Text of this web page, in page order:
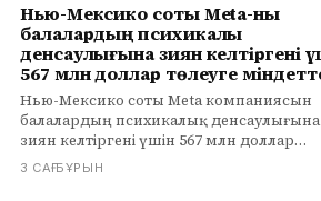
Нью-Мексико соты Meta-ны
балалардың психикалық
денсаулығына зиян келтіргені
567 млн доллар төлеуге
Нью-Мексико соты Meta компаниясын
балалардың психикалық денсаулығына
зиян келтіргені үшін 567 млн доллар
төлеуге міндеттеді. Бұл қаражат емдеу
3 САҒ БҰРЫН